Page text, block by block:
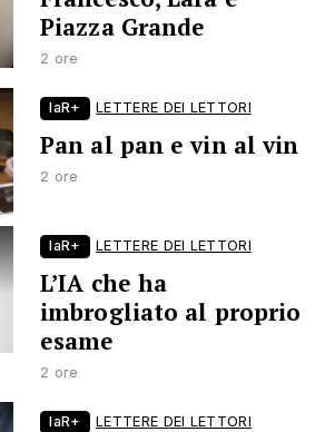
Piazza Grande
2 ore
laR+ LETTERE DEI LETTORI
Pan al pan e vin al vin
2 ore
laR+ LETTERE DEI LETTORI
L’IA che ha
imbrogliato al proprio
esame
2 ore
laR+ LETTERE DEI LETTORI